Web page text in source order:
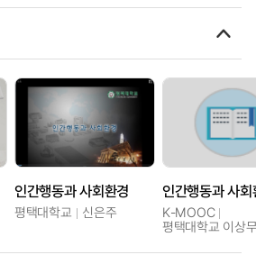
인간행동과 사회환경
평택대학교 신은주
인간행동과 사
K-MOOC
평택대학교 이상